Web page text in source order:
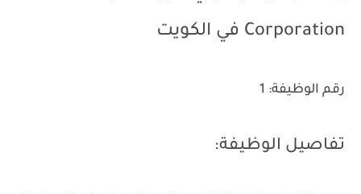
Corporation في الكويت
رقم الوظيفة: 1
تفاصيل الوظيفة: